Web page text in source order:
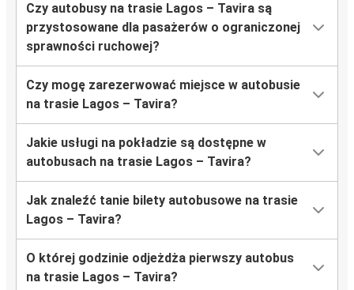
Czy autobusy na trasie Lagos – Tavira są
przystosowane dla pasażerów o ograniczonej
sprawności ruchowej?
Czy mogę zarezerwować miejsce w autobusie
na trasie Lagos – Tavira?
Jakie usługi na pokładzie są dostępne w
autobusach na trasie Lagos – Tavira?
Jak znaleźć tanie bilety autobusowe na trasie
Lagos – Tavira?
O której godzinie odjeżdża pierwszy autobus
na trasie Lagos – Tavira?